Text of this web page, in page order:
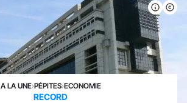
A LA UNE›PÉPITES›ECONOMIE
RECORD